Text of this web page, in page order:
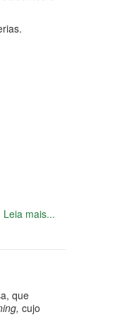
Leia mais...
que
cujo